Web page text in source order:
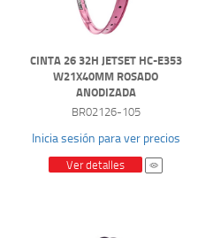
CINTA 26 32H JETSET HC-E353
W21X40MM ROSADO
ANODIZADA
BR02126-105
Inicia sesión para ver precios
Ver detalles